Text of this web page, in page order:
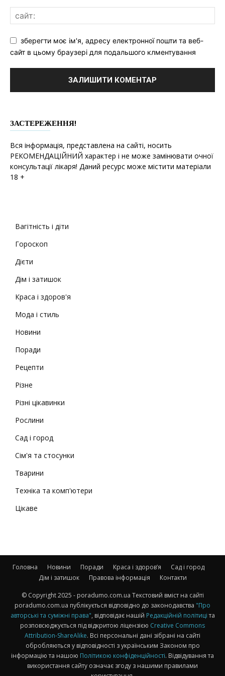
зберегти моє ім'я, адресу електронної пошти та веб-
сайт в цьому браузері для подальшого клментування
ЗАСТЕРЕЖЕННЯ!
Вся інформація, представлена на сайті, носить
РЕКОМЕНДАЦІЙНИЙ характер і не може замінювати очної
консультації лікаря! Даний ресурс може містити матеріали
18 +
Вагітність і діти
Гороскоп
Дієти
Дім і затишок
Краса і здоров'я
Мода і стиль
Новини
Поради
Рецепти
Різне
Різні цікавинки
Рослини
Сад і город
Сім'я та стосунки
Тварини
Техніка та комп'ютери
Цікаве
Головна Новини Поради Краса і здоров’я
Сад і город
Дім і затишок
Правова інформація Контакти
© Copyright 2025 - poradumo.com.ua Текстовий вміст на сайті
poradumo.com.ua публікується відповідно до законодавства "Про
авторські та суміжні права", відповідає нашій Редакційній політиціта
розповсюджується під відкритою ліцензією Creative Commons
Attribution-ShareAlike. Всі персональні дані зібрані на сайті
обробляються у відповідності з українським Законом про
інформацію та нашою Політикою конфіденційності. Відвідування та
використання сайту означає згоду з нашими правилами